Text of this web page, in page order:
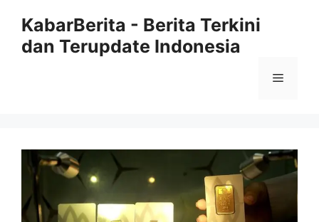
KabarBerita - Berita Terkini
dan Terupdate Indonesia
Menu